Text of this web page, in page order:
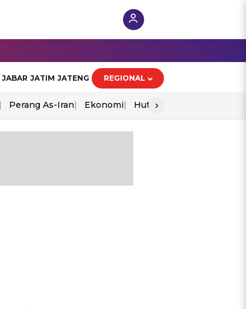
JABAR JATIM JATENG REGIONAL
Perang As-Iran Ekonomi Hut Ri
›